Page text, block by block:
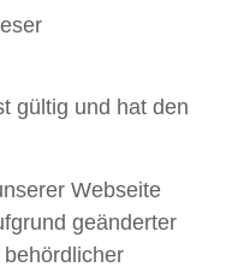
gültig und hat den
Webseite
geänderter